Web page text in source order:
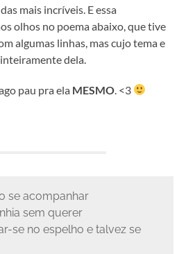
mais incríveis. E essa
olhos no poema abaixo, que tive
algumas linhas, mas cujo tema e
dela.
pau pra ela MESMO . <3
se acompanhar
sem querer
se no espelho e talvez se